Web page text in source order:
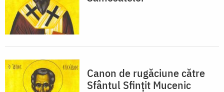
Canon de rugăciune către
Sfântul Sfinţit Mucenic